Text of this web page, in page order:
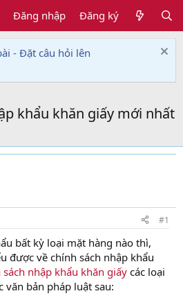
Đăng nhập Đăng ký
- Đặt câu hỏi lên
khẩu khăn giấy mới nhất
#1
bất kỳ loại mặt hàng nào thì,
được về chính sách nhập khẩu
sách nhập khẩu khăn giấy các loại
bản pháp luật sau: